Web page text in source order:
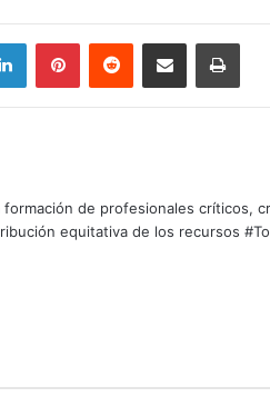
LinkedInPinterestReddit Share via Email Print
formación de profesionales críticos,
equitativa de los recursos